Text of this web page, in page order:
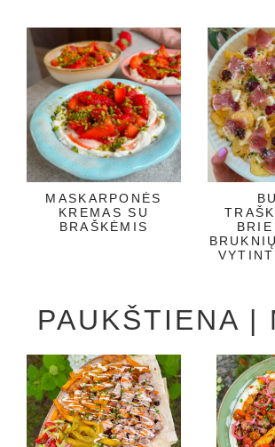
MASKARPONĖS
KREMAS SU
BRAŠKĖMIS
BRIE
PAUKŠTIENA |